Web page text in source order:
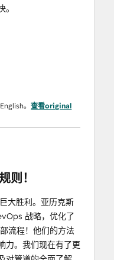
。查看original
则！
大胜利。亚历克斯
战略，优化了
流程！他们的方法
力。我们现在有了更